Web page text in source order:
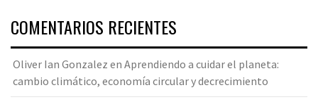
COMENTARIOS RECIENTES
Oliver Ian Gonzalez en Aprendiendo a cuidar el planeta:
cambio climático, economía circular y decrecimiento